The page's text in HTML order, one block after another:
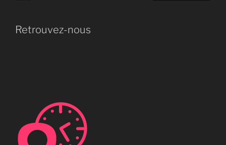
Retrouvez-nous